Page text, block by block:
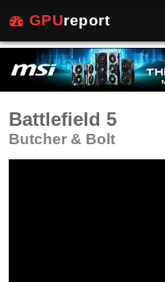
GPUreport
Battlefield 5
Butcher & Bolt